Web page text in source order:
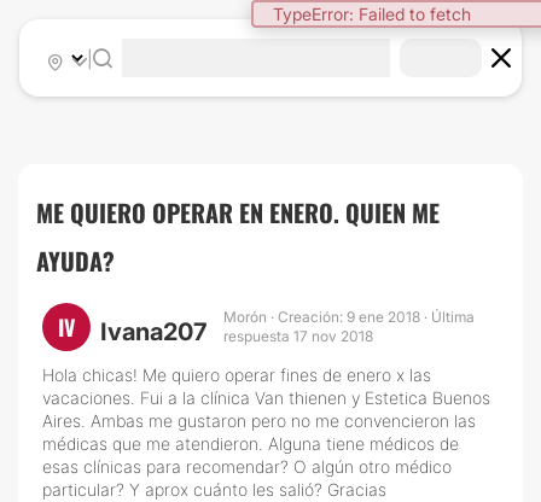
TypeError: Failed to fetch
|
ME QUIERO OPERAR EN ENERO. QUIEN ME
AYUDA?
IV Ivana207
Morón · Creación: 9 ene 2018 · Última
respuesta 17 nov 2018
Hola chicas! Me quiero operar fines de enero x las
vacaciones. Fui a la clínica Van thienen y Estetica Buenos
Aires. Ambas me gustaron pero no me convencieron las
médicas que me atendieron. Alguna tiene médicos de
esas clínicas para recomendar? O algún otro médico
particular? Y aprox cuánto les salió? Gracias